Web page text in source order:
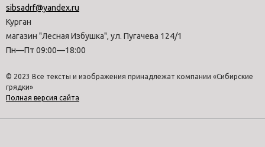
sibsadrf@yandex.ru
Курган
магазин "Лесная Избушка", ул. Пугачева 124/1
Пн—Пт 09:00—18:00
© 2023 Все тексты и изображения принадлежат компании «Сибирские
грядки»
Полная версия сайта